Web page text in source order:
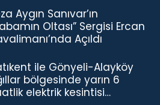
Aygın Sanıvar’ın
Oltası” Sergisi Ercan
Açıldı
ile Gönyeli-Alayköy
bölgesinde yarın 6
elektrik kesintisi…